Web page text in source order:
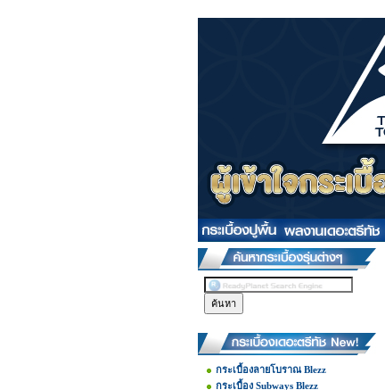
กระเบื้องลายโบราณ Blezz
กระเบื้อง Subways Blezz